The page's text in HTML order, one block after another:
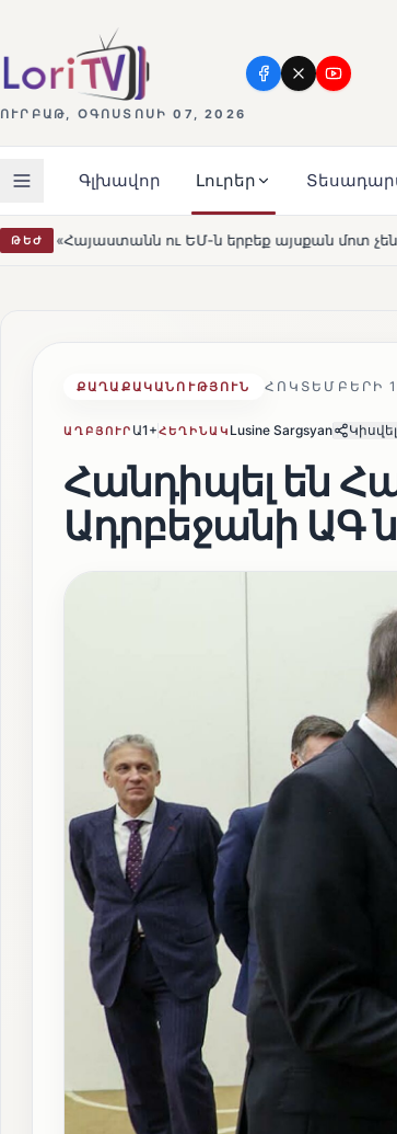
ՈՒՐԲԱԹ, ՕԳՈՍՏՈՍԻ 07, 2026
Գլխավոր Լուրեր
ԹԵԺ այսքան մոտ չեն եղել» HOT
ՔԱՂԱՔԱԿԱՆՈՒԹՅՈՒՆ ՀՈԿՏԵՄԲԵՐԻ
ԱՂԲՅՈՒՐ Ա1+ՀԵՂԻՆԱԿ Lusine Sargsyan Կիսվել
Հանդիպել են
Ադրբեջանի ԱԳ